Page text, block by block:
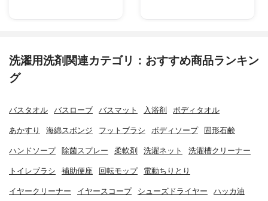
洗濯用洗剤関連カテゴリ：おすすめ商品ランキン
グ
バスタオル バスローブ バスマット 入浴剤 ボディタオル
あかすり 海綿スポンジ フットブラシ ボディソープ 固形石鹸
ハンドソープ 除菌スプレー 柔軟剤 洗濯ネット 洗濯槽クリーナー
トイレブラシ 補助便座 回転モップ 電動ちりとり
イヤークリーナー イヤースコープ シューズドライヤー ハッカ油